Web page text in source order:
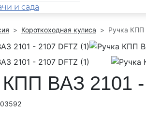
и сада
Короткоходная кулиса Ручка КПП
КПП ВАЗ 2101